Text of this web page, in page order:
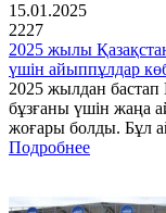
15.01.2025
2227
2025 жылы
үшін айыппұлдар
2025 жылдан бастап
бұзғаны үшін жаңа
жоғары болды. Бұл
Подробнее